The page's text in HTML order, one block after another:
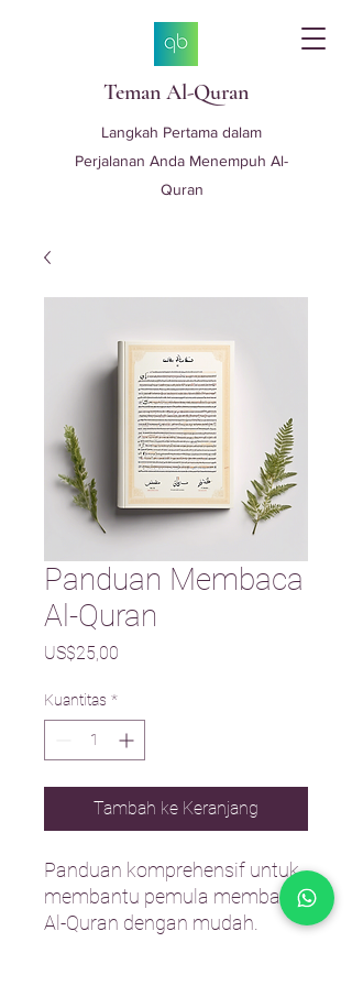
Teman Al-Quran
Langkah Pertama dalam
Perjalanan Anda Menempuh Al-
Quran
Panduan Membaca
Al-Quran
US$25,00
Kuantitas *
Tambah ke Keranjang
Panduan komprehensif untuk
membantu pemula membaca
Al-Quran dengan mudah.